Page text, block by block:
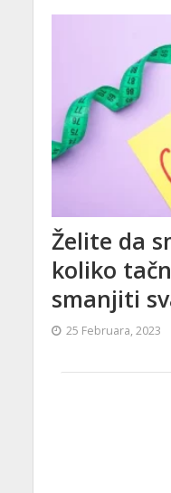
Želite da
koliko
smanjiti
25 Februara, 2023